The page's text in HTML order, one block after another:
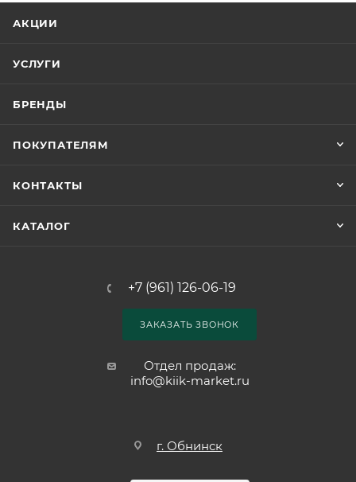
АКЦИИ
УСЛУГИ
БРЕНДЫ
ПОКУПАТЕЛЯМ
КОНТАКТЫ
КАТАЛОГ
+7 (961) 126-06-19
ЗАКАЗАТЬ ЗВОНОК
Отдел продаж:
info@kiik-market.ru
г. Обнинск